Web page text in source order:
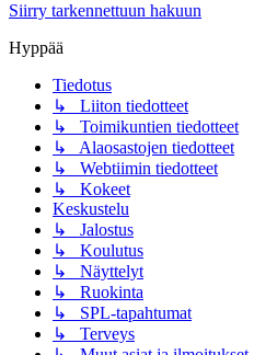
Siirry tarkennettuun hakuun
Hyppää
Tiedotus
↳ Liiton tiedotteet
↳ Toimikuntien tiedotteet
↳ Alaosastojen tiedotteet
↳ Webtiimin tiedotteet
↳ Kokeet
Keskustelu
↳ Jalostus
↳ Koulutus
↳ Näyttelyt
↳ Ruokinta
↳ SPL-tapahtumat
↳ Terveys